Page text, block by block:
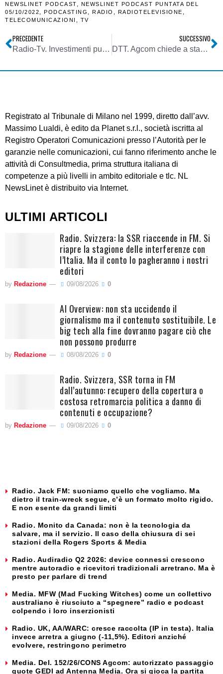
NEWSLINET PODCAST
NEWSLINET PODCAST PUNTATA DEL
05/10/2022
PODCASTING RADIO RADIOTELEVISIONE
TELECOMUNICAZIONI
TV
PRECEDENTE
Radio-Tv. Investimenti pubblicitari a luglio 2022: 2,2 miliardi di euro (-7,8%). Colpa della Televisione, perché la Radio cresce
SUCCESSIVO
DTT. Agcom chiede a stakeholders contributi su prominence servizi tv e radio di interesse generale e su sistema numerazione dei canali (LCN)
Registrato al Tribunale di Milano nel 1999, diretto dall’avv.
Massimo Lualdi, è edito da Planet s.r.l., società iscritta al
Registro Operatori Comunicazioni presso l’Autorità per le
garanzie nelle comunicazioni, cui fanno riferimento anche le
attività di Consultmedia, prima struttura italiana di
competenze a più livelli in ambito editoriale e tlc. NL
NewsLinet è distribuito via Internet.
ULTIMI ARTICOLI
Radio. Svizzera: la SSR riaccende in FM. Si
riapre la stagione delle interferenze con
l’Italia. Ma il conto lo pagheranno i nostri
editori
by Redazione 09/08/2026 0
AI Overview: non sta uccidendo il
giornalismo ma il contenuto sostituibile. Le
big tech alla fine dovranno pagare ciò che
non possono produrre
by Redazione 08/08/2026 0
Radio. Svizzera, SSR torna in FM
dall’autunno: recupero della copertura o
costosa retromarcia politica a danno di
contenuti e occupazione?
by Redazione 09/08/2026 0
Radio. Jack FM: suoniamo quello che vogliamo. Ma
dietro il train-wreck segue, c’è un formato molto rigido.
E non esente da grandi limiti
Radio. Monito da Canada: non è la tecnologia da
salvare, ma il servizio. Il caso della chiusura di sei
stazioni della Rogers Sports & Media
Radio. Audiradio Q2 2026: device connessi crescono
mentre autoradio e ricevitori tradizionali arretrano. Ma è
presto per parlare di trend
Media. MFW (Mad Fucking Witches) come un collettivo
australiano è riusciuto a “spegnere” radio e podcast
colpendo i loro inserzionisti
Radio. UK, AA/WARC: cresce raccolta (IP in testa). Italia
invece arretra a giugno (-11,5%). Editori anziché
evolvere, restringono perimetro
Media. Del. 152/26/CONS Agcom: autorizzato passaggio
quote GEDI ad Antenna Media. Ora si gioca la partita